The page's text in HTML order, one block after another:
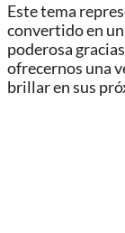
Este tema
convertido en
poderosa
ofrecernos una
brillar en sus